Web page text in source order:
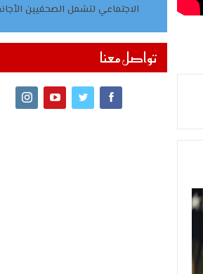
الاجتماعي لتشمل الصحفيين
تواصل معنا